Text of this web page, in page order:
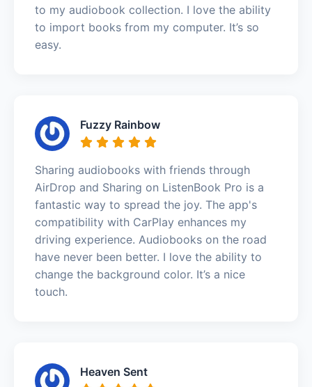
to my audiobook collection. I love the ability
to import books from my computer. It’s so
easy.
Fuzzy Rainbow
Sharing audiobooks with friends through
AirDrop and Sharing on ListenBook Pro is a
fantastic way to spread the joy. The app's
compatibility with CarPlay enhances my
driving experience. Audiobooks on the road
have never been better. I love the ability to
change the background color. It’s a nice
touch.
Heaven Sent